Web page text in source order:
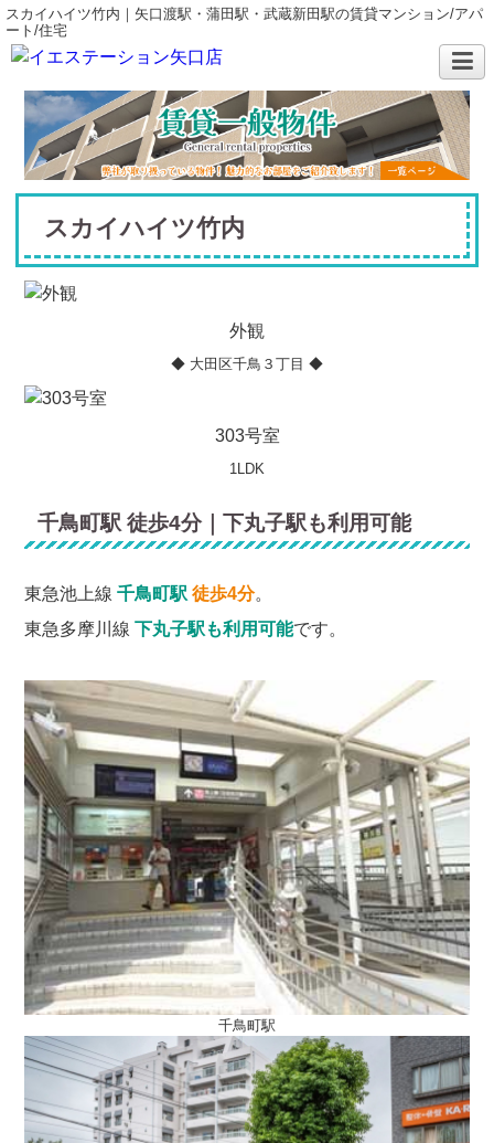
スカイハイツ竹内｜矢口渡駅・蒲田駅・武蔵新田駅の賃貸マンション/アパ
ート/住宅
スカイハイツ竹内
外観
◆ 大田区千鳥３丁目 ◆
303号室
1LDK
千鳥町駅 徒歩4分｜下丸子駅も利用可能
東急池上線千鳥町駅 徒歩4分。
東急多摩川線下丸子駅も利用可能です。
千鳥町駅